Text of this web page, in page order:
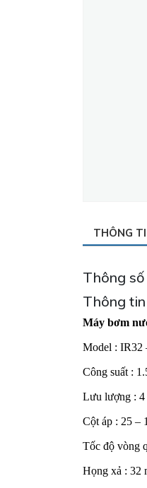
THÔNG
Thông
Thông
Máy bơm
Model : IR32
Công suất :
Lưu lượng :
Cột áp : 25 –
Tốc độ vòng
Họng xả : 32